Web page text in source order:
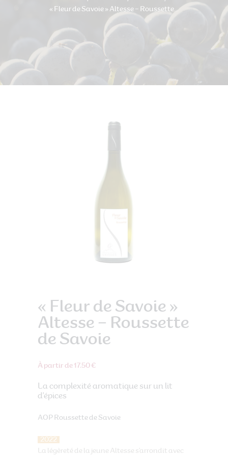
« Fleur de Savoie » Altesse – Roussette...
« Fleur de Savoie »
Altesse – Roussette
de Savoie
À partir de 17.50 €
La complexité aromatique sur un lit
d’épices
AOP Roussette de Savoie
2022
La légèreté de la jeune Altesse s’arrondit avec